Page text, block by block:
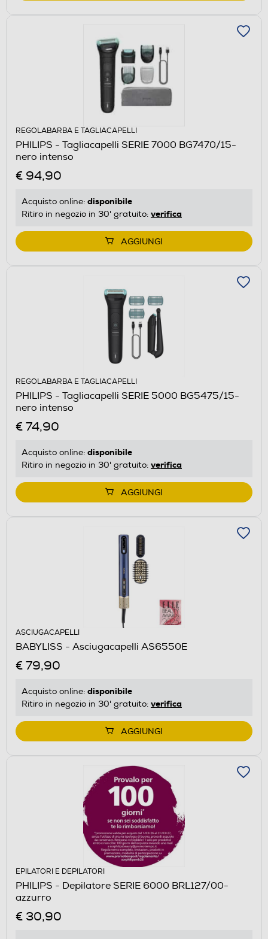
REGOLABARBA E TAGLIACAPELLI
PHILIPS - Tagliacapelli SERIE 7000 BG7470/15-
nero intenso
€ 94,90
Acquisto online: disponibile
Ritiro in negozio in 30' gratuito: verifica
AGGIUNGI
REGOLABARBA E TAGLIACAPELLI
PHILIPS - Tagliacapelli SERIE 5000 BG5475/15-
nero intenso
€ 74,90
Acquisto online: disponibile
Ritiro in negozio in 30' gratuito: verifica
AGGIUNGI
ASCIUGACAPELLI
BABYLISS - Asciugacapelli AS6550E
€ 79,90
Acquisto online: disponibile
Ritiro in negozio in 30' gratuito: verifica
AGGIUNGI
EPILATORI E DEPILATORI
PHILIPS - Depilatore SERIE 6000 BRL127/00-
azzurro
€ 30,90